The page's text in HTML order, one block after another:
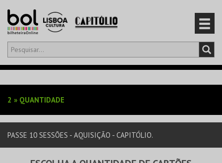
Olá,iniciar sessão
EVENTOS
CARTÕES
2 » QUANTIDADE
PASSE 10 SESSÕES - AQUISIÇÃO - CAPITÓLIO.